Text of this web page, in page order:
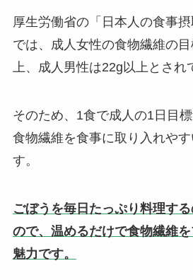
厚生労働省の「日本人の食事摂
では、成人女性の食物繊維の
上、成人男性は22g以上とされ
そのため、1食で成人の1日目
食物繊維を食事に取り入れや
す。
ごぼうを毎日たっぷり料理す
ので、温めるだけで食物繊維
魅力です。